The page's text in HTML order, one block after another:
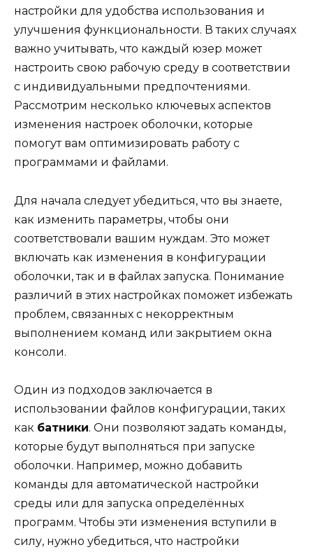
настройки для удобства использования и
улучшения функциональности. В таких случаях
важно учитывать, что каждый юзер может
настроить свою рабочую среду в соответствии
с индивидуальными предпочтениями.
Рассмотрим несколько ключевых аспектов
изменения настроек оболочки, которые
помогут вам оптимизировать работу с
программами и файлами.
Для начала следует убедиться, что вы знаете,
как изменить параметры, чтобы они
соответствовали вашим нуждам. Это может
включать как изменения в конфигурации
оболочки, так и в файлах запуска. Понимание
различий в этих настройках поможет избежать
проблем, связанных с некорректным
выполнением команд или закрытием окна
консоли.
Один из подходов заключается в
использовании файлов конфигурации, таких
как батники. Они позволяют задать команды,
которые будут выполняться при запуске
оболочки. Например, можно добавить
команды для автоматической настройки
среды или для запуска определённых
программ. Чтобы эти изменения вступили в
силу, нужно убедиться, что настройки